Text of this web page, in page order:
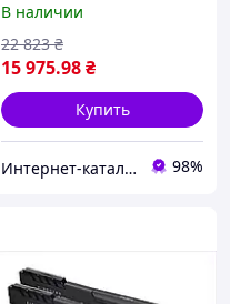
8728AAT172
В наличии
15 975.98₴
22 823 ₴
Купить
Интерн​ет-кат​а​л​ог ск​​и​до​к "GALANTI" 98%